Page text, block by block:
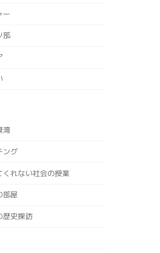
ー
部
湾
ング
くれない社会の授業
部屋
歴史探訪